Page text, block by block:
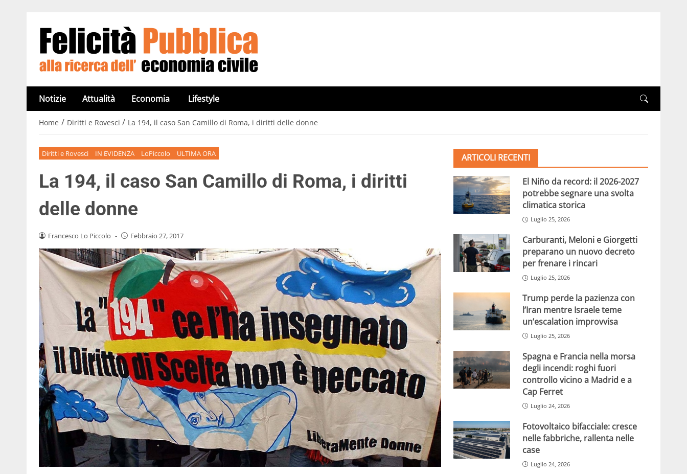
Notizie Attualità Economia Lifestyle
Home / Diritti e Rovesci / La 194, il caso San Camillo di Roma, i diritti delle donne
Diritti e Rovesci IN EVIDENZA LoPiccolo ULTIMA ORA
La 194, il caso San Camillo di Roma, i diritti
delle donne
Francesco Lo Piccolo - Febbraio 27, 2017
ARTICOLI RECENTI
El Niño da record: il 2026-2027
potrebbe segnare una svolta
climatica storica
Luglio 25, 2026
Carburanti, Meloni e Giorgetti
preparano un nuovo decreto
per frenare i rincari
Luglio 25, 2026
Trump perde la pazienza con
l’Iran mentre Israele teme
un’escalation improvvisa
Luglio 25, 2026
Spagna e Francia nella morsa
degli incendi: roghi fuori
controllo vicino a Madrid e a
Cap Ferret
Luglio 24, 2026
Fotovoltaico bifacciale: cresce
nelle fabbriche, rallenta nelle
case
Luglio 24, 2026